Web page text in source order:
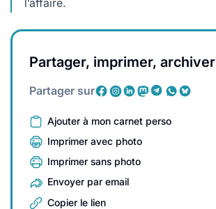
Partager, imprimer, archiver
Partager sur
Ajouter à mon carnet perso
Imprimer avec photo
Imprimer sans photo
Envoyer par email
Copier le lien